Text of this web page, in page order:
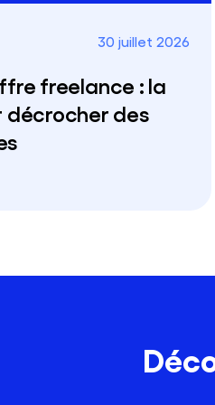
30 juillet 2026
freelance : la
décrocher des